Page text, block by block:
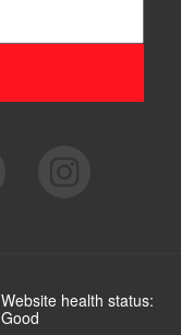
Website health status:
Good